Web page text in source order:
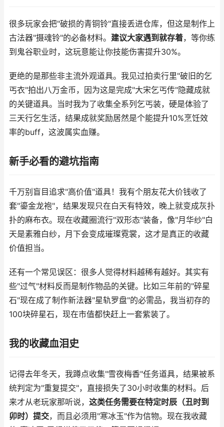
很多玩家会把"破损的青铜铃"直接丢进仓库，但这是制作上
古法器"摄魂铃"的必备材料。 建议大家遇到就存着，等你练
到鬼谷职业时，这玩意能让你技能伤害提升30%。
更绝的是那些非主流外观道具。我见过拍卖行里"破旧的乞
丐衣"拍出八万金币，因为这是完成"大宋乞丐传"隐藏成就
的关键道具。当时我为了收集全系列乞丐装，硬是体验了
三天行乞生活，结果成就奖励居然是个能提升10%烹饪效
率的buff，这波属实血赚。
新手必看的避坑指南
千万别盲目追求"高价值"道具！我有个朋友花大价钱收了
套"鎏金龙袍"，结果发现只在白天有特效，晚上就变成灰扑
扑的麻布衣。现在收藏圈流行"双形态"装备，像"月华纱"白
天是素雅白纱，月下会变成璀璨霓裳，这才是真正的收藏
价值担当。
还有一个常见误区：很多人觉得材料越稀有越好。其实有
些"过气"材料反而是制作物品的关键。比如三年前的"碎星
石"现在成了制作新法器"星轨罗盘"的必需品，我当初存的
100块碎星石，现在市值都快赶上一套紫装了。
我的收藏血泪史
记得去年冬天，我蹲点收集"雪夜梅香"任务道具，结果被系
统判定为"重复提交"，直接损失了30小时收集的材料。后
来才从老玩家那听说， 这类任务需要在特定时辰（丑时到
卯时）提交，而且必须用"寒冰玉"作为信物。现在我收藏